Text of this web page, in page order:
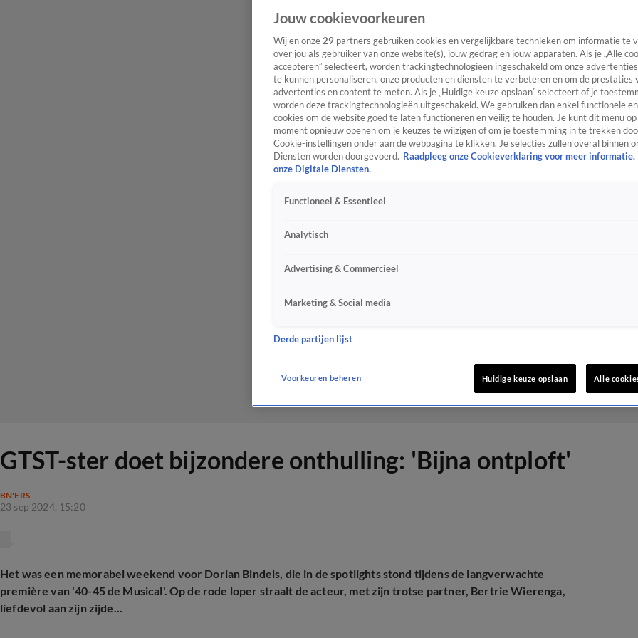
GTST-ster doet bijzondere onthulling: 'Bijna ontploft'
BN'ERS
23 sep 2024, 15:20
Het was een memorabel weekend voor Dorian Bindels, die in de spotlights stond tijdens de langverwachte
première van '40-45 de Musical'. Op de rode loper straalt de acteur, met zijn trotse partner, Bertrie Wierenga,
liefdevol aan zijn zijde...
Jouw cookievoorkeuren
Wij en onze 29 partners gebruiken cookies en vergelijkbare technieken om informatie te
over jou als gebruiker van onze website(s), jouw gedrag en jouw apparaten. Als je „Alle
accepteren” selecteert, worden trackingtechnologieën ingeschakeld om onze
te kunnen personaliseren, onze producten en diensten te verbeteren en om de prestaties
advertenties en content te meten. Als je „Huidige keuze opslaan” selecteert of je
worden deze trackingtechnologieën uitgeschakeld. We gebruiken dan enkel functionele
cookies om de website goed te laten functioneren en veilig te houden. Je kunt dit menu
moment opnieuw openen om je keuzes te wijzigen of om je toestemming in te trekken
Cookie-instellingen onder aan de webpagina te klikken. Je selecties zullen overal binnen
Diensten worden doorgevoerd. Raadpleeg onze Cookieverklaring voor meer informatie.
onze Digitale Diensten.
Functioneel & Essentieel
Analytisch
Advertising & Commercieel
Marketing & Social media
Derde partijen lijst
Voorkeuren beheren Huidige keuze opslaan Alle